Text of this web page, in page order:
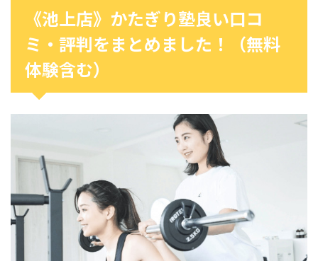
《池上店》かたぎり塾良い口コ
ミ・評判をまとめました！（無料
体験含む）